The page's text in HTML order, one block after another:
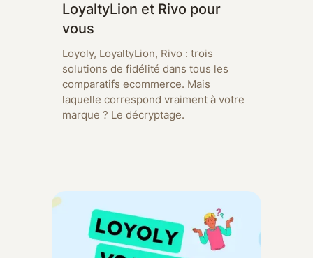
LoyaltyLion et Rivo pour
vous
Loyoly, LoyaltyLion, Rivo : trois
solutions de fidélité dans tous les
comparatifs ecommerce. Mais
laquelle correspond vraiment à votre
marque ? Le décryptage.